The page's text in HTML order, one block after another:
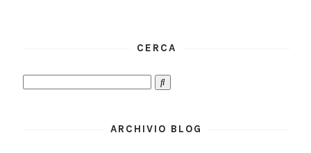
CERCA
ARCHIVIO BLOG